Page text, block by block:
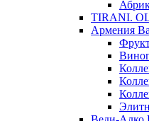
TIRANI.
Армения